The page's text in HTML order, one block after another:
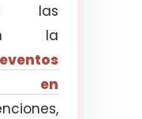
las
la
eventos
en